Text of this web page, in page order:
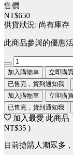
售價
NT$650
供貨狀況: 尚有庫存
此商品參與的優惠
加入購物車 立即購買
已售完，貨到通知我
加入購物車
立即購買
已售完，貨到通知我
加入最愛 此商品
NT$35 )
目前搶購人潮眾多